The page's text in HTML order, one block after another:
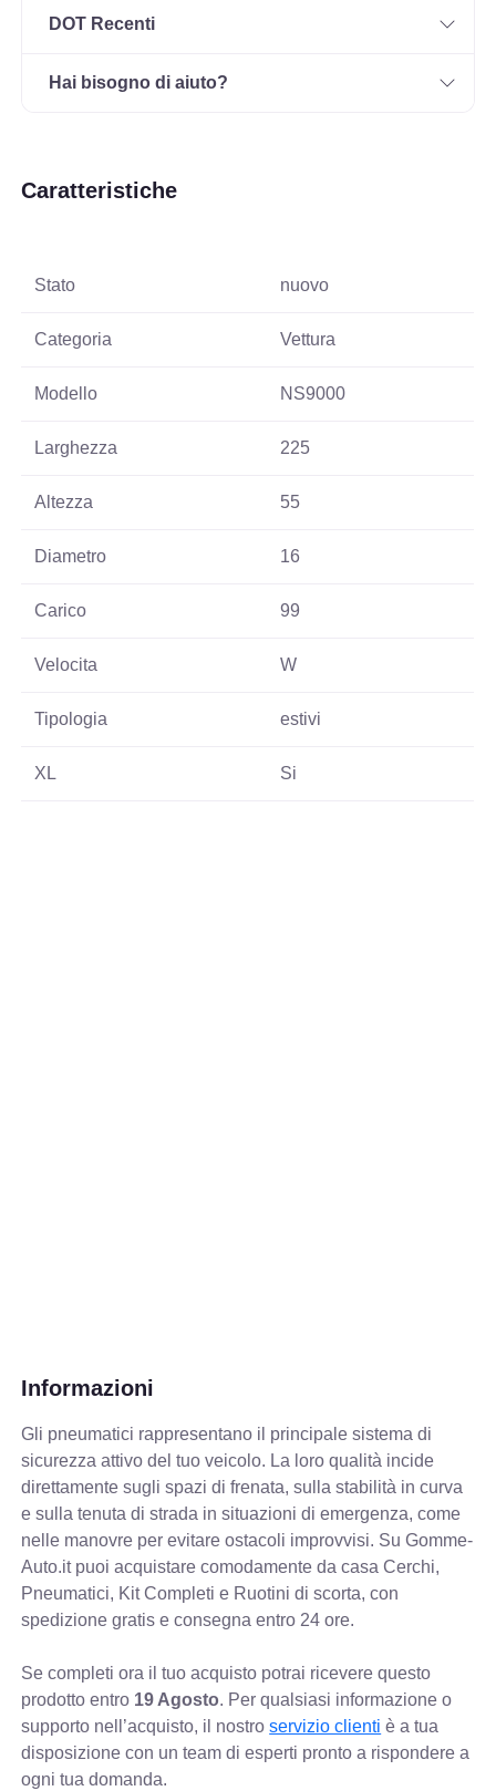
DOT Recenti
Hai bisogno di aiuto?
Caratteristiche
Stato nuovo
Categoria Vettura
Modello NS9000
Larghezza 225
Altezza 55
Diametro 16
Carico 99
Velocita W
Tipologia estivi
XL Si
Informazioni
Gli pneumatici rappresentano il principale sistema di
sicurezza attivo del tuo veicolo. La loro qualità incide
direttamente sugli spazi di frenata, sulla stabilità in curva
e sulla tenuta di strada in situazioni di emergenza, come
nelle manovre per evitare ostacoli improvvisi. Su Gomme-
Auto.it puoi acquistare comodamente da casa Cerchi,
Pneumatici, Kit Completi e Ruotini di scorta, con
spedizione gratis e consegna entro 24 ore.
Se completi ora il tuo acquisto potrai ricevere questo
prodotto entro 19 Agosto. Per qualsiasi informazione o
supporto nell’acquisto, il nostroservizio clienti è a tua
disposizione con un team di esperti pronto a rispondere a
ogni tua domanda.